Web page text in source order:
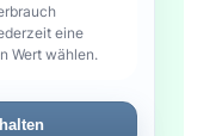
eine
Wert wählen.